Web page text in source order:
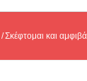
Σκέφτομαι και